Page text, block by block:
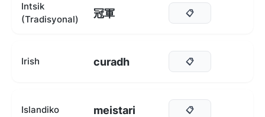
Intsik
(Tradisyonal)
冠軍 📋
Irish curadh 📋
Islandiko meistari 📋